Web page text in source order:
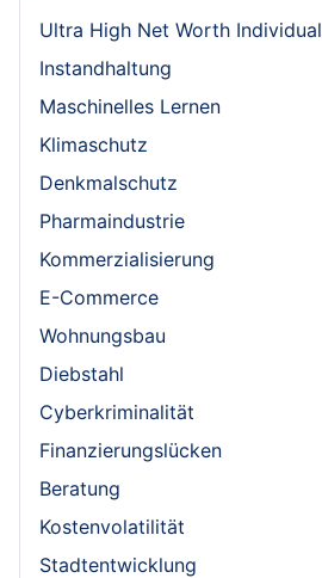
Ultra High Net Worth Individual
Instandhaltung
Maschinelles Lernen
Klimaschutz
Denkmalschutz
Pharmaindustrie
Kommerzialisierung
E-Commerce
Wohnungsbau
Diebstahl
Cyberkriminalität
Finanzierungslücken
Beratung
Kostenvolatilität
Stadtentwicklung